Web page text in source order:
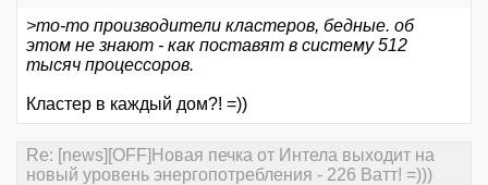
>то-то производители кластеров, бедные. об
этом не знают - как поставят в систему 512
тысяч процессоров.
Кластер в каждый дом?! =))
Re: [news][OFF]Новая печка от Интела выходит на
новый уровень энергопотребления - 226 Ватт! =)))